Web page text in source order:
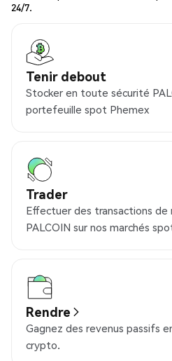
24/7.
Tenir debout
Stocker en toute sécurité
portefeuille spot Phemex
Trader
Effectuer des transactions de
PALCOIN sur nos marchés
Rendre
Gagnez des revenus passifs
crypto.